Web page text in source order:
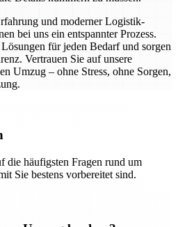
und moderner Logistik-
bei uns ein entspannter Prozess.
für jeden Bedarf und sorgen
Vertrauen Sie auf unsere
Umzug – ohne Stress, ohne Sorgen,
die häufigsten Fragen rund um
Sie bestens vorbereitet sind.